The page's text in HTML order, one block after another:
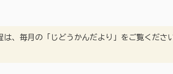
、毎月の「じどうかんだより」をご覧くださ